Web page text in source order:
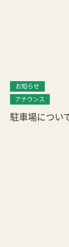
お知らせ
アナウンス
駐車場につい